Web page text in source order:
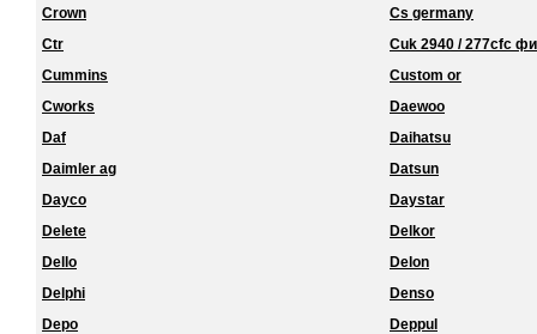
Crown
Cs germany
Ctr
Cuk 2940 / 277cfc
Cummins
Custom or
Cworks
Daewoo
Daf
Daihatsu
Daimler ag
Datsun
Dayco
Daystar
Delete
Delkor
Dello
Delon
Delphi
Denso
Depo
Deppul